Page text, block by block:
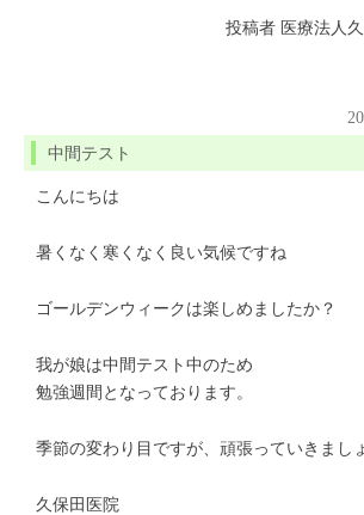
投稿者 医療法人
中間テスト
こんにちは
暑くなく寒くなく良い気候ですね
ゴールデンウィークは楽しめましたか？
我が娘は中間テスト中のため
勉強週間となっております。
季節の変わり目ですが、頑張っていきまし
久保田医院